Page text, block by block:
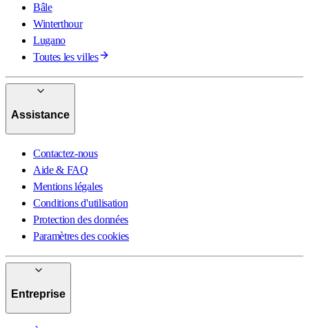
Bâle
Winterthour
Lugano
Toutes les villes
Assistance
Contactez-nous
Aide & FAQ
Mentions légales
Conditions d'utilisation
Protection des données
Paramètres des cookies
Entreprise